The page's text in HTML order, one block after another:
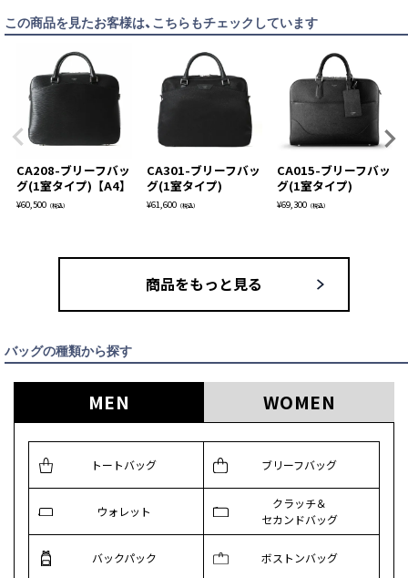
この商品を見たお客様は、こちらもチェックしています
CA208-ブリーフバッ
グ(1室タイプ)【A4】
¥60,500 （税込）
CA301-ブリーフバッ
グ(1室タイプ)
¥61,600 （税込）
CA015-ブリーフバッ
グ(1室タイプ)
¥69,300 （税込）
商品をもっと見る
バッグの種類から探す
MEN WOMEN
トートバッグ ブリーフバッグ
ウォレット
クラッチ＆
セカンドバッグ
バックパック ボストンバッグ